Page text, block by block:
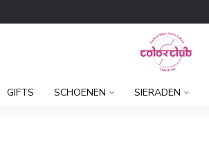
GIFTS SCHOENEN SIERADEN